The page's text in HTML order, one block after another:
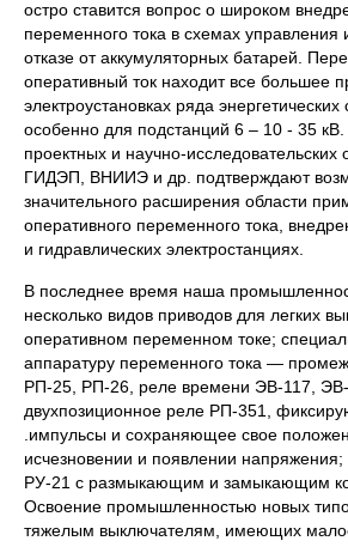
остро ставится вопрос о широком
переменного тока в схемах управ­ления
отказе от аккумуляторных батарей.
оперативный ток находит все большее
электроустановках ряда энергетических
особенно для подстанций 6 – 10 - 35
проектных и научно-исследова­тельских
ГИДЭП, ВНИИЭ и др. подтверждают
значительного расширения области
оперативного переменного тока,
и гидравлических элек­тростанциях.
В последнее время наша
несколько видов приводов для легких
оперативном переменном токе;
аппаратуру пере­менного тока —
РП-25, РП-26, реле времени ЭВ-117,
двухпозиционное реле РП-351,
.импульсы и сохраняющее свое
исчезновении и по­явлении напряжения;
РУ-21 с размыкающим и замы­кающим
Освоение промышленностью новых
тяжелым выключателям, имеющих